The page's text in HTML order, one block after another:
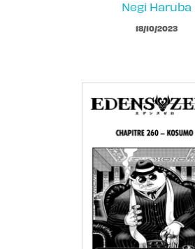
Negi Haruba
18/10/2023